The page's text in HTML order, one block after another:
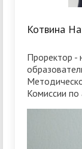
Котвина
Проректор -
Комиссии по